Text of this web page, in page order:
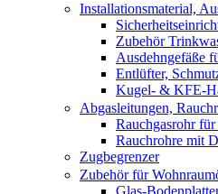
Installationsmaterial,
Zubehör
Ausdehngefäße
Entlüfter,
Kugel- & KFE-
Abgasleitungen,
Rauchgasrohr
Rauchrohre mit
Zugbegrenzer
Zubehör für
Glas-